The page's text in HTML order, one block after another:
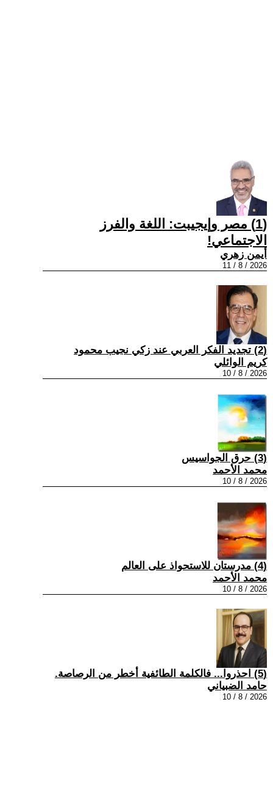
(1) مصر وإيجيبت: اللغة والفرز
الاجتماعي!
أيمن زهري
2026 / 8 / 11
(2) تجديد الفكر العربي عند زكي نجيب محمود
كريم الوائلي
2026 / 8 / 10
(3) حرق الجواسيس
محمد الأحمد
2026 / 8 / 10
(4) مدرستان للاستحواذ على العالم
محمد الأحمد
2026 / 8 / 10
(5) احذروا... فالكلمة الطائفية أخطر من الرصاصة.
حامد الضبياني
2026 / 8 / 10